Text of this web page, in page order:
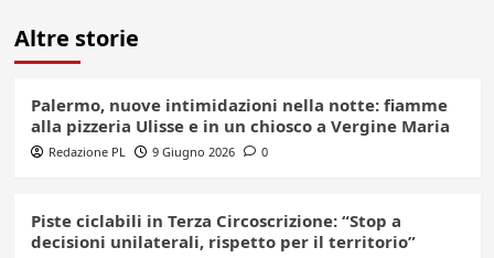
Altre storie
Palermo, nuove intimidazioni nella notte: fiamme
alla pizzeria Ulisse e in un chiosco a Vergine Maria
Redazione PL 9 Giugno 2026 0
Piste ciclabili in Terza Circoscrizione: “Stop a
decisioni unilaterali, rispetto per il territorio”